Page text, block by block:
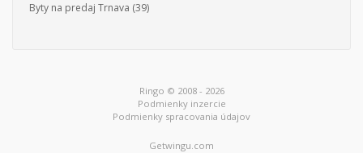
Byty na predaj Trnava (39)
Ringo © 2008 - 2026
Podmienky inzercie
Podmienky spracovania údajov
Getwingu.com